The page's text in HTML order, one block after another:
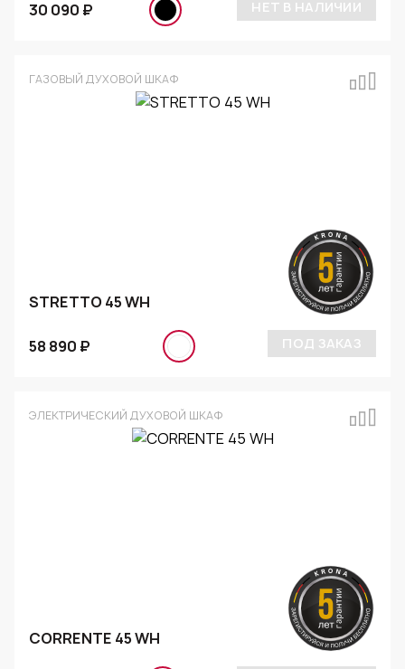
30 090 ₽ НЕТ В НАЛИЧИИ
ГАЗОВЫЙ ДУХОВОЙ ШКАФ
STRETTO 45 WH
58 890 ₽ ПОД ЗАКАЗ
ЭЛЕКТРИЧЕСКИЙ ДУХОВОЙ ШКАФ
CORRENTE 45 WH